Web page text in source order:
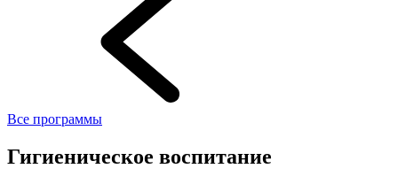
Все программы
Гигиеническое воспитание